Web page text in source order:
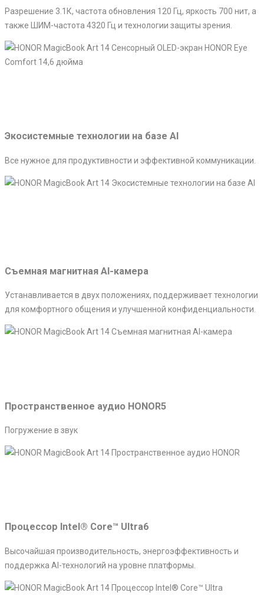
Разрешение 3.1К, частота обновления 120 Гц, яркость 700 нит, а
также ШИМ-частота 4320 Гц и технологии защиты зрения.
Экосистемные технологии на базе AI
Все нужное для продуктивности и эффективной коммуникации.
Съемная магнитная AI-камера
Устанавливается в двух положениях, поддерживает технологии
для комфортного общения и улучшенной конфиденциальности.
Пространственное аудио HONOR5
Погружение в звук
Процессор Intel® Core™ Ultra6
Высочайшая производительность, энергоэффективность и
поддержка AI-технологий на уровне платформы.